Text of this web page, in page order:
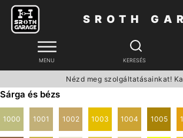
SROTH
MENU KERESÉS
Nézd meg szolgáltatásainkat!
Sárga és bézs
1000 1001 1002 1003 1004 1005